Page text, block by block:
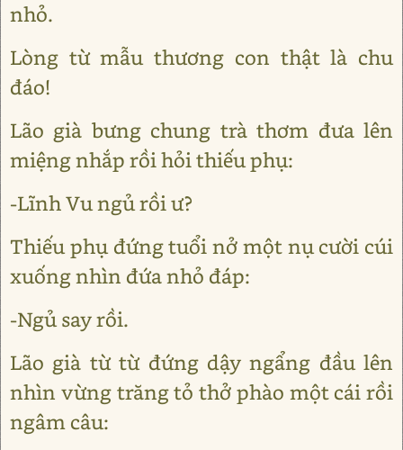
nhỏ.
Lòng từ mẫu thương con thật là chu
đáo!
Lão già bưng chung trà thơm đưa lên
miệng nhắp rồi hỏi thiếu phụ:
-Lĩnh Vu ngủ rồi ư?
Thiếu phụ đứng tuổi nở một nụ cười cúi
xuống nhìn đứa nhỏ đáp:
-Ngủ say rồi.
Lão già từ từ đứng dậy ngẩng đầu lên
nhìn vừng trăng tỏ thở phào một cái rồi
ngâm câu: